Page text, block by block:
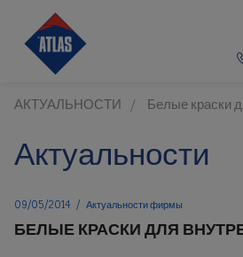
АКТУАЛЬНОСТИ Белые краски
Актуальности
09/05/2014 / Актуальности фирмы
БЕЛЫЕ КРАСКИ ДЛЯ